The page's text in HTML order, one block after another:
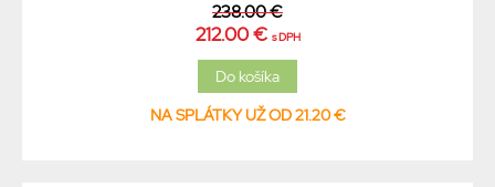
238.00 €
212.00 € s DPH
NA SPLÁTKY UŽ OD 21.20 €